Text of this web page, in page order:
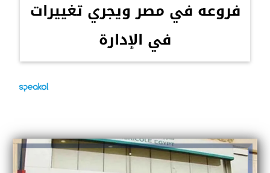
فروعه في مصر ويجري تغييرات
في الإدارة